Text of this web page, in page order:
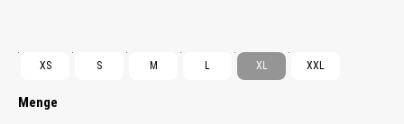
XS S M L XL XXL
Menge